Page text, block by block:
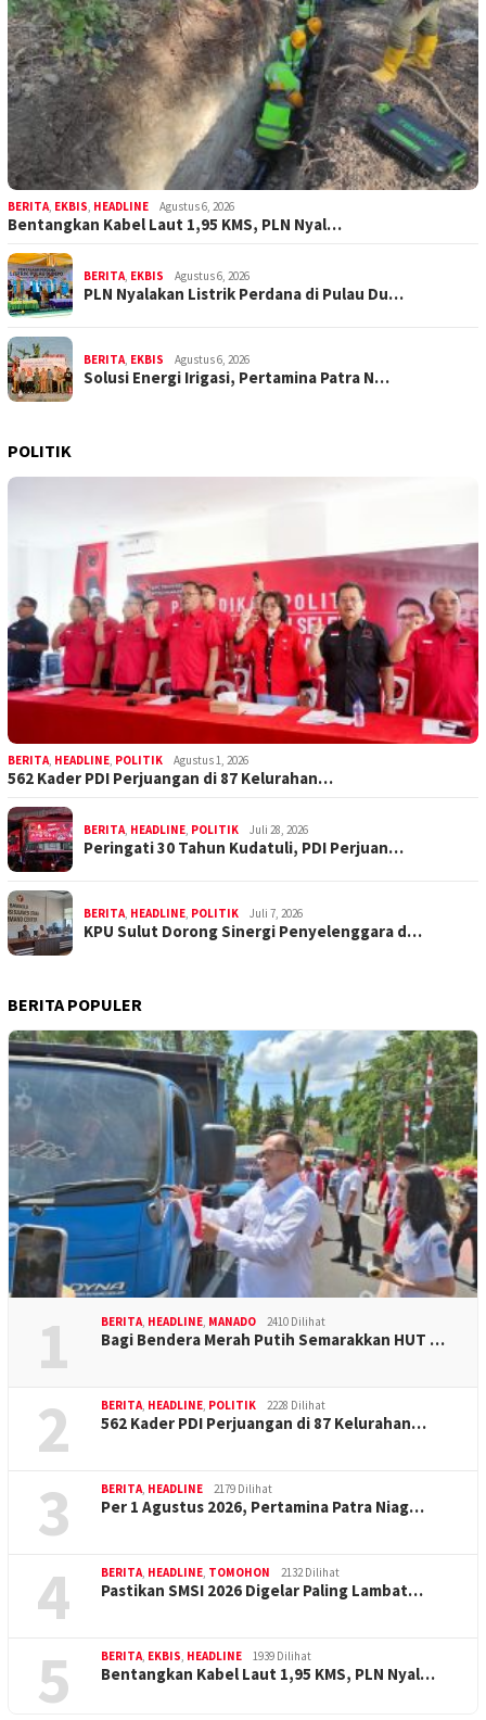
BERITA, EKBIS, HEADLINE Agustus 6, 2026
Bentangkan Kabel Laut 1,95 KMS, PLN Nyal…
BERITA, EKBIS Agustus 6, 2026
PLN Nyalakan Listrik Perdana di Pulau Du…
BERITA, EKBIS Agustus 6, 2026
Solusi Energi Irigasi, Pertamina Patra N…
POLITIK
BERITA, HEADLINE, POLITIK Agustus 1, 2026
562 Kader PDI Perjuangan di 87 Kelurahan…
BERITA, HEADLINE, POLITIK Juli 28, 2026
Peringati 30 Tahun Kudatuli, PDI Perjuan…
BERITA, HEADLINE, POLITIK Juli 7, 2026
KPU Sulut Dorong Sinergi Penyelenggara d…
BERITA POPULER
1 BERITA HEADLINE MANADO 2410 Dilihat
Bagi Bendera Merah Putih Semarakkan HUT …
2 BERITA HEADLINE POLITIK 2228 Dilihat
562 Kader PDI Perjuangan di 87 Kelurahan…
3 BERITA HEADLINE 2179 Dilihat
Per 1 Agustus 2026, Pertamina Patra Niag…
4 BERITA HEADLINE TOMOHON 2132 Dilihat
Pastikan SMSI 2026 Digelar Paling Lambat…
5 BERITA EKBIS HEADLINE 1939 Dilihat
Bentangkan Kabel Laut 1,95 KMS, PLN Nyal…